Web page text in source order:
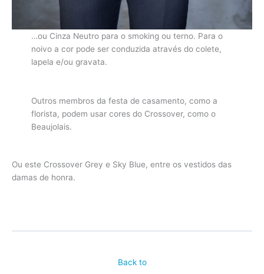
…ou Cinza Neutro para o smoking ou terno. Para o
noivo a cor pode ser conduzida através do colete,
lapela e/ou gravata.
Outros membros da festa de casamento, como a
florista, podem usar cores do Crossover, como o
Beaujolais.
Ou este Crossover Grey e Sky Blue, entre os vestidos das
damas de honra.
Back to